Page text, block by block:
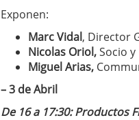
Exponen:
Marc Vidal, Director
Nicolas Oriol,Socio
Miguel Arias,
– 3 de Abril
De 16 a 17:30: Productos